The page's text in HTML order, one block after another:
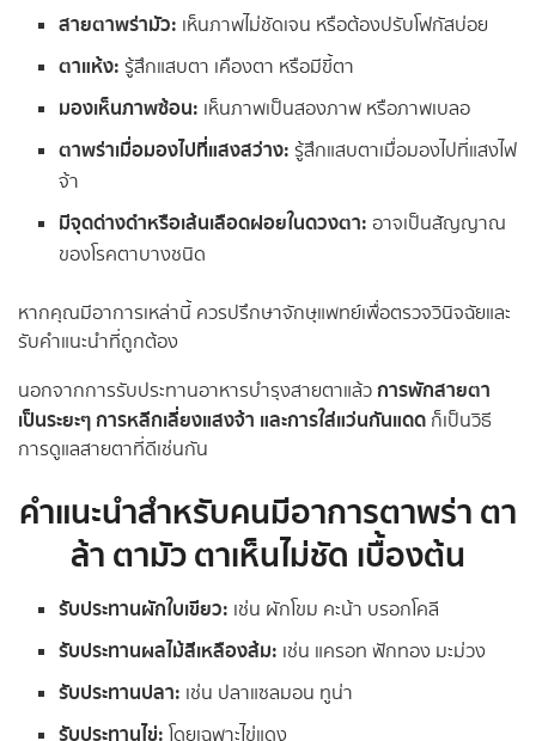
สายตาพร่ามัว: เห็นภาพไม่ชัดเจน หรือต้องปรับโฟกัสบ่อย
ตาแห้ง: รู้สึกแสบตา เคืองตา หรือมีขี้ตา
มองเห็นภาพซ้อน: เห็นภาพเป็นสองภาพ หรือภาพเบลอ
ตาพร่าเมื่อมองไปที่แสงสว่าง: รู้สึกแสบตาเมื่อมองไปที่แสงไฟ
จ้า
มีจุดด่างดำหรือเส้นเลือดฝอยในดวงตา: อาจเป็นสัญญาณ
ของโรคตาบางชนิด
หากคุณมีอาการเหล่านี้ ควรปรึกษาจักษุแพทย์เพื่อตรวจวินิจฉัยและ
รับคำแนะนำที่ถูกต้อง
นอกจากการรับประทานอาหารบำรุงสายตาแล้วการพักสายตา
เป็นระยะๆ การหลีกเลี่ยงแสงจ้า และการใส่แว่นกันแดด ก็เป็นวิธี
การดูแลสายตาที่ดีเช่นกัน
คำแนะนำสำหรับคนมีอาการตาพร่า ตา
ล้า ตามัว ตาเห็นไม่ชัด เบื้องต้น
รับประทานผักใบเขียว: เช่น ผักโขม คะน้า บรอกโคลี
รับประทานผลไม้สีเหลืองส้ม: เช่น แครอท ฟักทอง มะม่วง
รับประทานปลา: เช่น ปลาแซลมอน ทูน่า